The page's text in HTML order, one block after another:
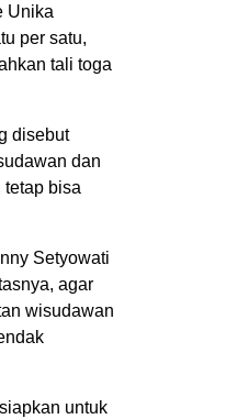
Unika
per satu,
tali toga
disebut
dan
bisa
Setyowati
agar
wisudawan
untuk